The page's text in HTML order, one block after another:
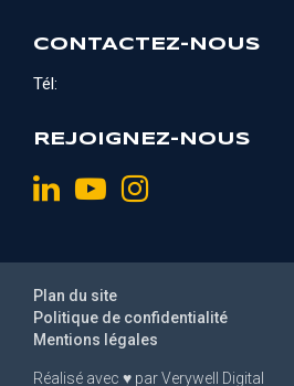
CONTACTEZ-NOUS
Tél:
REJOIGNEZ-NOUS
Réalisé avec ♥ parVerywell Digital
Mentions légales
Politique de confidentialité
Plan du site